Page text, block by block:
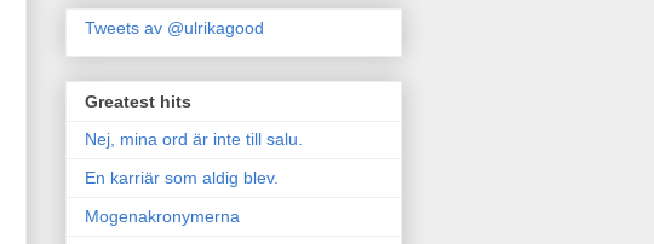
Tweets av @ulrikagood
Greatest hits
Nej, mina ord är inte till salu.
En karriär som aldig blev.
Mogenakronymerna